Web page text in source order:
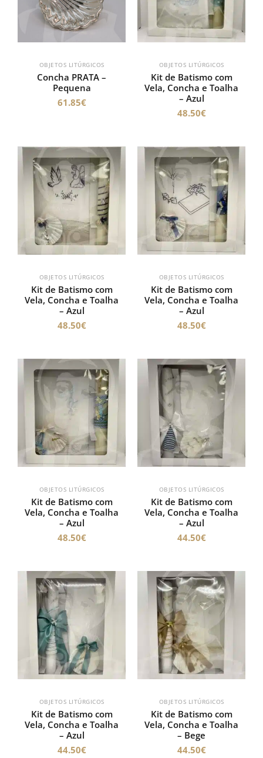
OBJETOS LITÚRGICOS
Concha PRATA –
Pequena
61.85€
OBJETOS LITÚRGICOS
Kit de Batismo com
Vela, Concha e Toalha
– Azul
48.50€
OBJETOS LITÚRGICOS
Kit de Batismo com
Vela, Concha e Toalha
– Azul
48.50€
OBJETOS LITÚRGICOS
Kit de Batismo com
Vela, Concha e Toalha
– Azul
48.50€
OBJETOS LITÚRGICOS
Kit de Batismo com
Vela, Concha e Toalha
– Azul
48.50€
OBJETOS LITÚRGICOS
Kit de Batismo com
Vela, Concha e Toalha
– Azul
44.50€
OBJETOS LITÚRGICOS
Kit de Batismo com
Vela, Concha e Toalha
– Azul
44.50€
OBJETOS LITÚRGICOS
Kit de Batismo com
Vela, Concha e Toalha
– Bege
44.50€